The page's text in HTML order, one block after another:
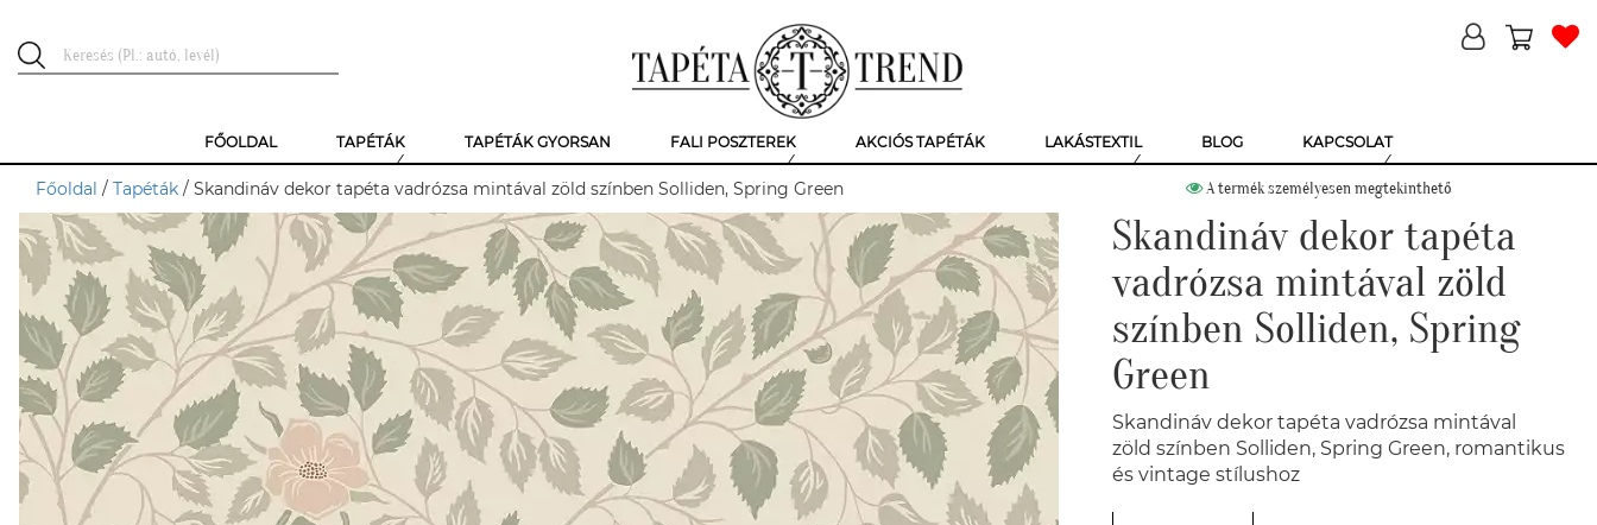
FŐOLDAL TAPÉTÁK TAPÉTÁK GYORSAN FALI POSZTEREK AKCIÓS TAPÉTÁK LAKÁSTEXTIL BLOG KAPCSOLAT
Főoldal / Tapéták / Skandináv dekor tapéta vadrózsa mintával zöld színben Solliden, Spring Green A termék személyesen megtekinthető
Skandináv dekor tapéta
vadrózsa mintával zöld
színben Solliden, Spring
Green
Skandináv dekor tapéta vadrózsa mintával
zöld színben Solliden, Spring Green, romantikus
és vintage stílushoz